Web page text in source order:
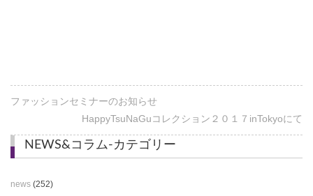
ファッションセミナーのお知らせ
HappyTsuNaGuコレクション２０１７inTokyoにて
NEWS&コラム-カテゴリー
news (252)